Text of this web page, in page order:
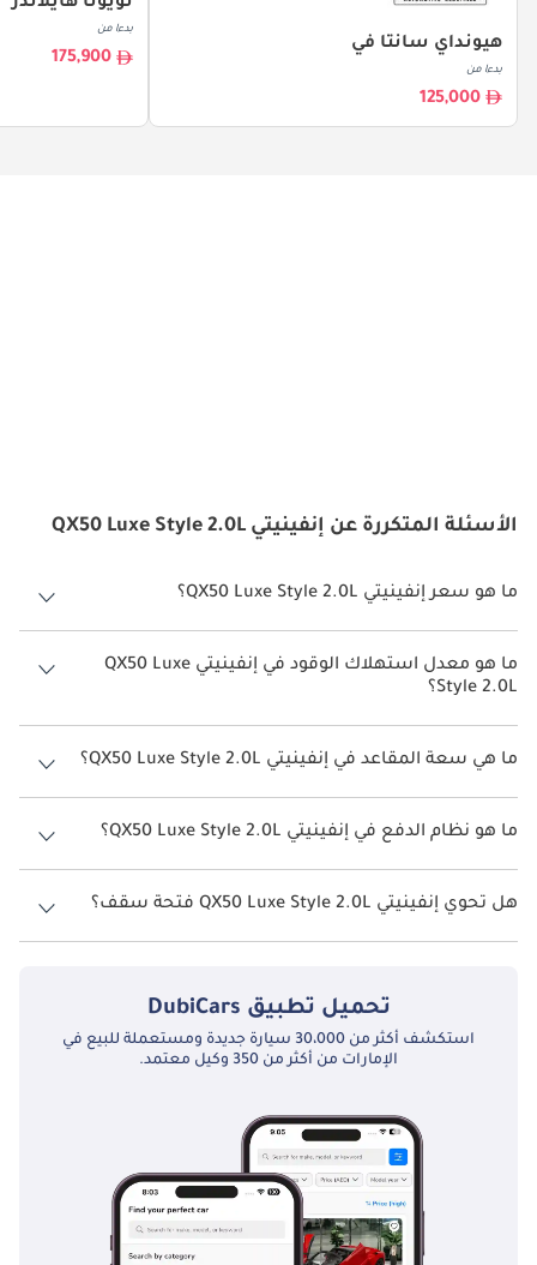
هيونداي سانتا في
بدءا من
125,000
بدءا من
175,900
الأسئلة المتكررة عن إنفينيتي QX50 Luxe Style 2.0L
ما هو سعر إنفينيتي QX50 Luxe Style 2.0L؟
سعر إنفينيتي QX50 Luxe Style 2.0L هو درهم 200,000.
ما هو معدل استهلاك الوقود في إنفينيتي QX50 Luxe
Style 2.0L؟
يبلغ معدل استهلاك الوقود المقترح من الشركة المصنعة لسيارة إنفينيتي
QX50 2026 من 9 كم/ليتر.
ما هي سعة المقاعد في إنفينيتي QX50 Luxe Style 2.0L؟
تتسع إنفينيتي QX50 Luxe Style 2.0L لأ 5 أشخاص.
ما هو نظام الدفع في إنفينيتي QX50 Luxe Style 2.0L؟
نظام الدفع في إنفينيتي QX50 All Wheel Drive Luxe Style 2.0L.
هل تحوي إنفينيتي QX50 Luxe Style 2.0L فتحة سقف؟
نعم توفر إنفينيتي QX50 Luxe Style 2.0L فتحة السقف كخيار.
تحميل تطبيق DubiCars
استكشف أكثر من 30،000 سيارة جديدة ومستعملة للبيع في
الإمارات من أكثر من 350 وكيل معتمد.